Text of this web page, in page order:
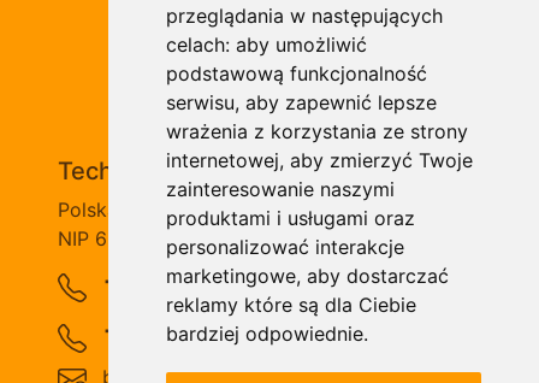
przeglądania w następujących
celach: aby umożliwić
podstawową funkcjonalność
serwisu, aby zapewnić lepsze
wrażenia z korzystania ze strony
internetowej, aby zmierzyć Twoje
zainteresowanie naszymi
produktami i usługami oraz
personalizować interakcje
marketingowe, aby dostarczać
reklamy które są dla Ciebie
bardziej odpowiednie.
Kontakt
Technical Grzegorz Tęgos
Polska, 62-600 Koło, ul. Toruńska 212
NIP 666-137-75-84, REGON 310288700
+48 63-27-25-478
+48 63-26-16-257
biuro@technical.pl